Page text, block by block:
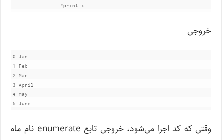
خروجی
0 Jan
1 Feb
2 Mar
3 April
4 May
وقتی که کد اجرا می‌شود، خروجی تابع enumerate نام ماه